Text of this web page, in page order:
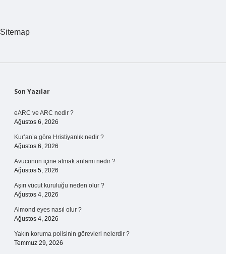
Sitemap
Sidebar
Son Yazılar
eARC ve ARC nedir ?
Ağustos 6, 2026
Kur’an’a göre Hristiyanlık nedir ?
Ağustos 6, 2026
Avucunun içine almak anlamı nedir ?
Ağustos 5, 2026
Aşırı vücut kuruluğu neden olur ?
Ağustos 4, 2026
Almond eyes nasıl olur ?
Ağustos 4, 2026
Yakın koruma polisinin görevleri nelerdir ?
Temmuz 29, 2026